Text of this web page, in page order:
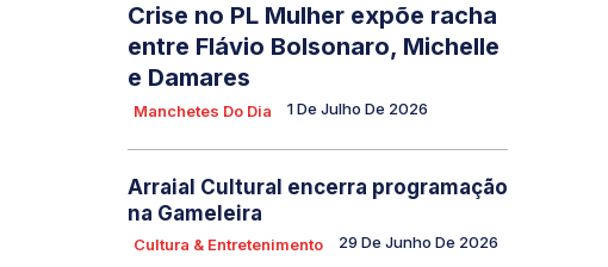
Crise no PL Mulher expõe racha
entre Flávio Bolsonaro, Michelle
e Damares
Manchetes Do Dia 1 De Julho De 2026
Arraial Cultural encerra programação
na Gameleira
Cultura & Entretenimento 29 De Junho De 2026